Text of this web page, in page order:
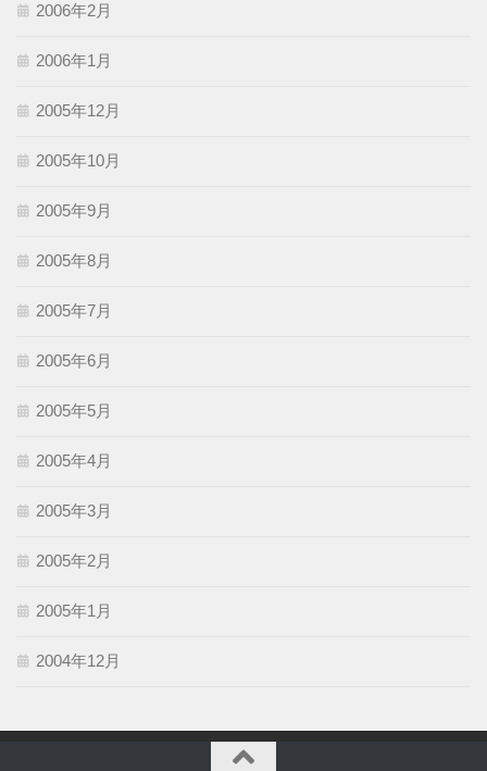
2006年2月
2006年1月
2005年12月
2005年10月
2005年9月
2005年8月
2005年7月
2005年6月
2005年5月
2005年4月
2005年3月
2005年2月
2005年1月
2004年12月